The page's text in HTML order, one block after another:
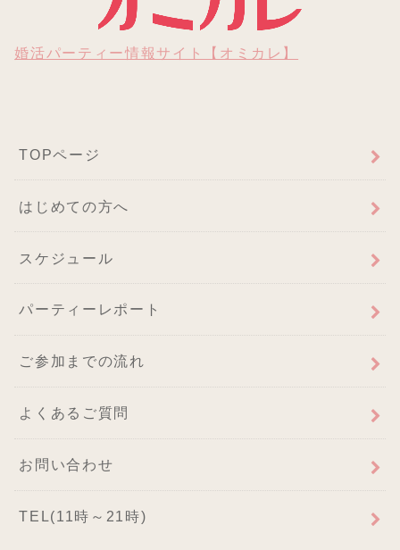
婚活パーティー情報サイト【オミカレ】
TOPページ
はじめての方へ
スケジュール
パーティーレポート
ご参加までの流れ
よくあるご質問
お問い合わせ
TEL(11時～21時)